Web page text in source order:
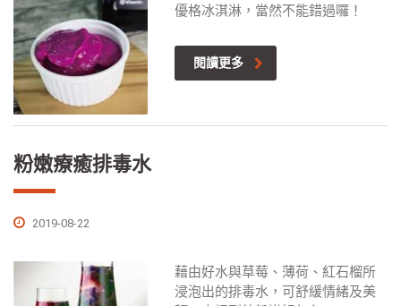
優格冰淇淋，當然不能錯過囉！
閱讀更多
粉嫩療癒排毒水
2019-08-22
藉由好水與草莓、薄荷、紅石榴所
浸泡出的排毒水，可舒緩情緒及美